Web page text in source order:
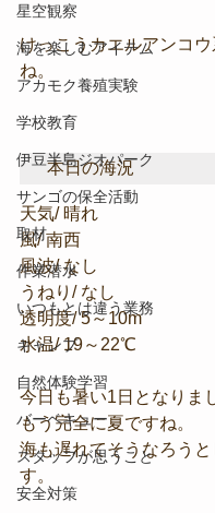
星空観察
海を楽しむアイテム
アカモク養殖実験
学校教育
伊豆半島ジオパーク
サンゴの保全活動
取材
作業潜水
いつもとは違う業務
キャンプ
自然体験学習
バーベキュー
スタッフが思うこと
安全対策
けっこうカエルアンコ
ね。
本日の海況
天気/ 晴れ
風/ 南西
風波/ なし
うねり/ なし
透明度/ 5～10m
水温/ 19～22℃
今日も暑い1日となりま
もう完全に夏ですね。
海も遅れてそうなろうと
す。